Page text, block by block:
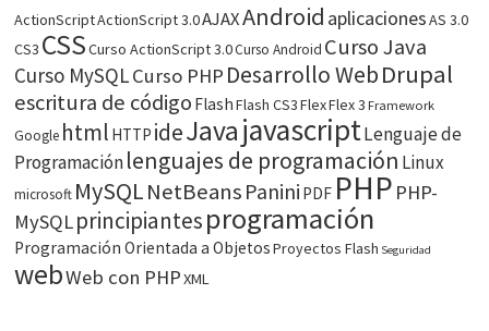
ActionScriptActionScript 3.0AJAXAndroid aplicacionesAS 3.0
CS3 CSSCurso ActionScript 3.0Curso Android Curso Java
Curso MySQLCurso PHP Desarrollo WebDrupal
escritura de código FlashFlash CS3FlexFlex 3 Framework
Google html HTTP ideJavajavascriptLenguaje de
Programaciónlenguajes de programación Linux
microsoft MySQLNetBeans Panini PDF PHP PHP-
MySQLprincipiantesprogramación
Programación Orientada a ObjetosProyectos Flash Seguridad
webWeb con PHPXML